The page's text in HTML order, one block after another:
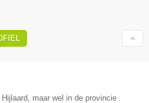
maar wel in de provincie